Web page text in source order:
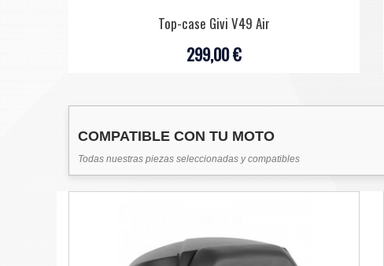
Top-case Givi V49 Air
299,00 €
COMPATIBLE CON TU MOTO
Todas nuestras piezas seleccionadas y compatibles